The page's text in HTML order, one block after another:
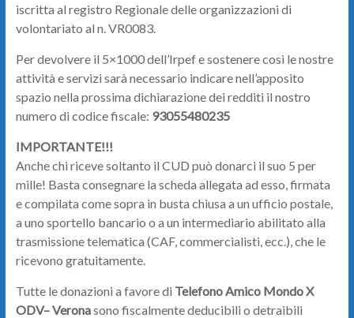
iscritta al registro Regionale delle organizzazioni di
volontariato al n. VR0083.
Per devolvere il 5×1000 dell’Irpef e sostenere così le nostre
attività e servizi sarà necessario indicare nell’apposito
spazio nella prossima dichiarazione dei redditi il nostro
numero di codice fiscale: 93055480235
IMPORTANTE!!!
Anche chi riceve soltanto il CUD può donarci il suo 5 per
mille! Basta consegnare la scheda allegata ad esso, firmata
e compilata come sopra in busta chiusa a un ufficio postale,
a uno sportello bancario o a un intermediario abilitato alla
trasmissione telematica (CAF, commercialisti, ecc.), che le
ricevono gratuitamente.
Tutte le donazioni a favore di Telefono Amico Mondo X
ODV– Veronasono fiscalmente deducibili o detraibili